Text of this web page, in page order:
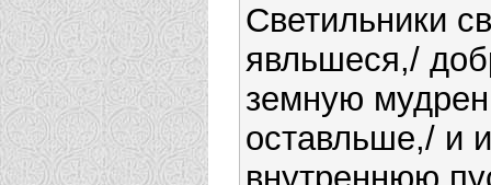
Светильники
явльшеся,/
земную
оставльше,/ и